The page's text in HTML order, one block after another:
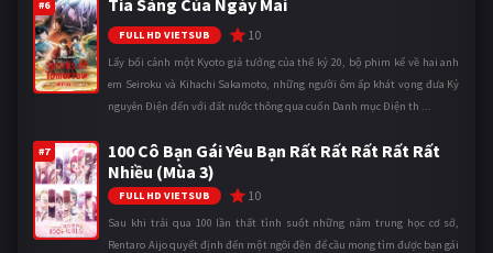
#6
FULL HD VIETSUB 10
Lấy bối cảnh một Kyoto giả tưởng của thế kỷ 20, bộ phim kể về hai anh
em Seiroku và Kihachi Sakamoto, những người ôm ấp khát vọng đưa Kỷ
nguyên Điện đến với đất nước thông qua cuốn Danh mục Điện th ...
#7
100 Cô Bạn Gái Yêu Bạn Rất Rất Rất Rất Rất
Nhiều (Mùa 3)
FULL HD VIETSUB 10
Sau khi trải qua 100 lần thất tình suốt những năm trung học cơ sở,
Rentaro Aijo quyết định đến một ngôi đền để cầu mong tìm được bạn gái